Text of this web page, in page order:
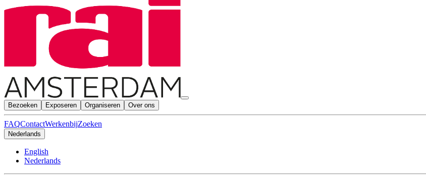
Bezoeken Exposeren Organiseren Over ons
FAQContactWerkenbijZoeken
Nederlands
English
Nederlands